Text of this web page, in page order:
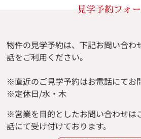
見学予約フォ
物件の見学予約は、下記お問い合わ
話をご利用ください。
※直近のご見学予約はお電話にてお
※定休日/水・木
※営業を目的としたお問い合わせは
話にて受け付けております。